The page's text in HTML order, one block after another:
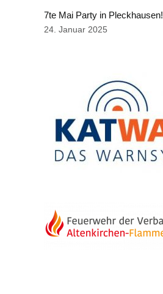
7te Mai Party in Pleckhausen!
24. Januar 2025